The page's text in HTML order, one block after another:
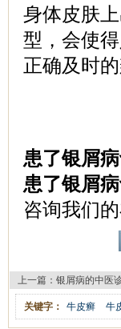
身体皮肤
型，会使
正确及时
患了银屑
患了银屑
咨询我们
上一篇： 银屑病的中医
关键字： 牛皮癣 牛